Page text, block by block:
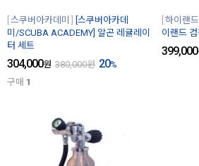
스쿠버아카데미
[스쿠버아카데
미/SCUBA ACADEMY] 알곤 레귤레이
터 세트
304,000원 380,000원 20%
구매 1
하이랜드
이랜드
399,000